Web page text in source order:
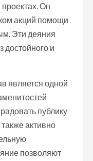
Он
акций помощи
Эти деяния
достойного и
является одной
публику
активно
позволяют